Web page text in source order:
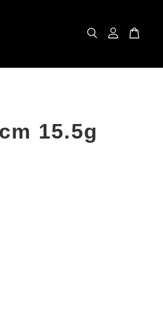
15.5g